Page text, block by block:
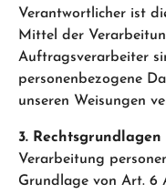
Verantwortlicher ist
Mittel der
Auftragsverarbeiter
personenbezogene
unseren Weisungen
3.
Verarbeitung
Grundlage von Art. 6